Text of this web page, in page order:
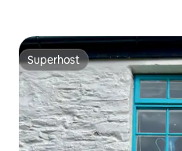
Superhost
Superhost